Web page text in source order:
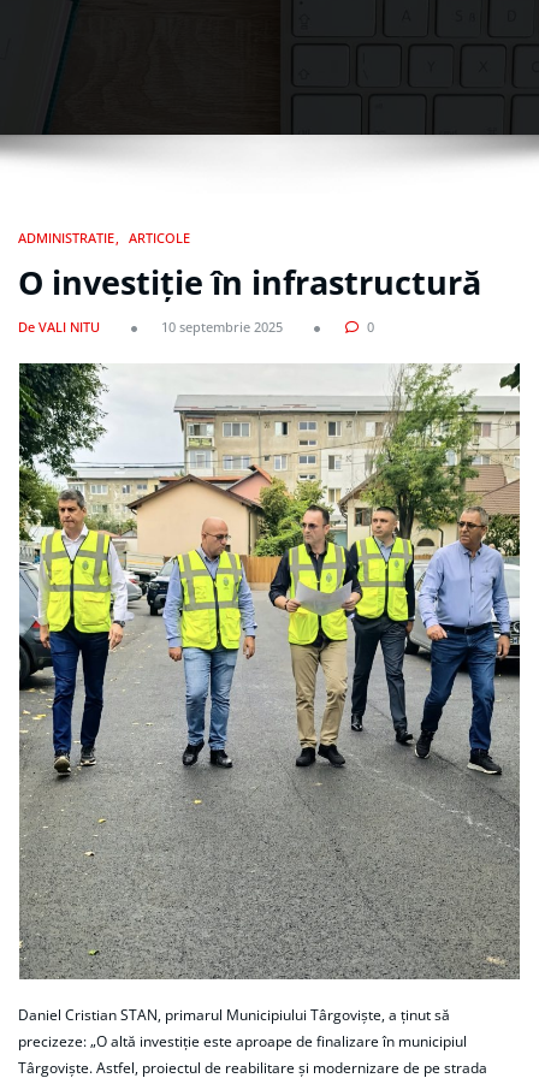
ADMINISTRATIE ARTICOLE
O investiție în infrastructură
De VALI NITU 10 septembrie 2025 0
Daniel Cristian STAN, primarul Municipiului Târgoviște, a ținut să
precizeze: „O altă investiție este aproape de finalizare în municipiul
Târgoviște. Astfel, proiectul de reabilitare și modernizare de pe strada